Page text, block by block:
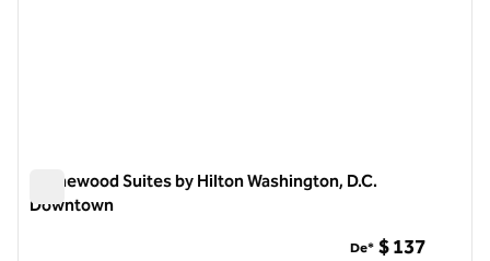
Homewood Suites by Hilton Washington, D.C.
Downtown
De* $ 137